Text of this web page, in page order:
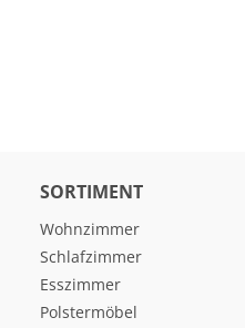
SORTIMENT
Wohnzimmer
Schlafzimmer
Esszimmer
Polstermöbel